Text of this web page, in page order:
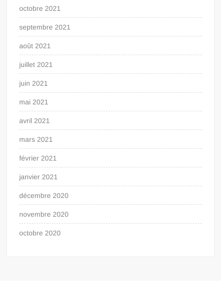
octobre 2021
septembre 2021
août 2021
juillet 2021
juin 2021
mai 2021
avril 2021
mars 2021
février 2021
janvier 2021
décembre 2020
novembre 2020
octobre 2020